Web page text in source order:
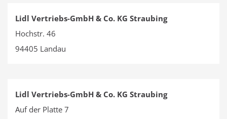
Lidl Vertriebs-GmbH & Co. KG Straubing
Hochstr. 46
94405 Landau
Lidl Vertriebs-GmbH & Co. KG Straubing
Auf der Platte 7